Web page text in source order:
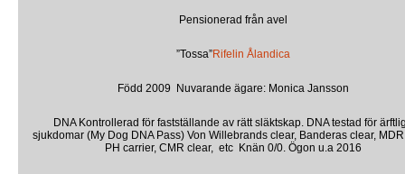
Pensionerad från avel
”Tossa”Rifelin Ålandica
Född 2009 Nuvarande ägare: Monica Jansson
DNA Kontrollerad för fastställande av rätt släktskap. DNA testad för
sjukdomar (My Dog DNA Pass) Von Willebrands clear, Banderas clear,
PH carrier, CMR clear, etc Knän 0/0. Ögon u.a 2016